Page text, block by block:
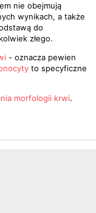
nie obejmują
wynikach, a także
do
złego.
- oznacza pewien
to specyficzne
morfologii krwi.